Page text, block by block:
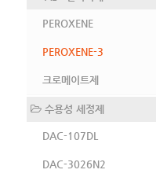
PEROXENE
PEROXENE-3
크로메이트제
수용성 세정제
DAC-107DL
DAC-3026N2